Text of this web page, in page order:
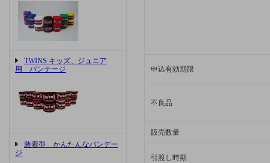
TWINS キッズ、ジュニア
用 バンテージ
装着型 かんたんなバンデー
ジ
申込有効期限
不良品
販売数量
引渡し時期